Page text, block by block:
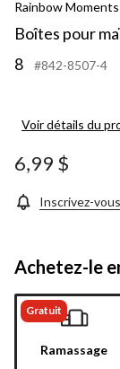
Rainbow Moments
Boîtes pour
8
#842-8507-4
Voir détails du
6,99 $
Inscrivez-
Achetez-le
Gratuit
Ramassage